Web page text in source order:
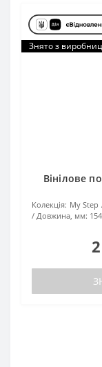
Знято з
Вінілове
Колекція: My Step
Довжина, мм: